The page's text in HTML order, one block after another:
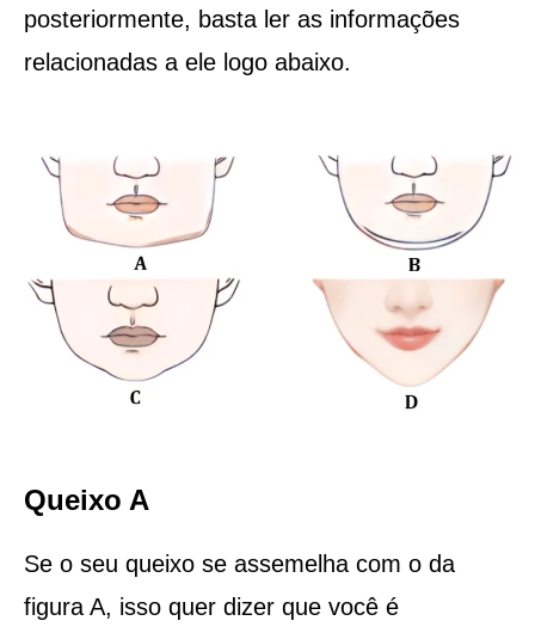
posteriormente, basta ler as informações
relacionadas a ele logo abaixo.
Queixo A
Se o seu queixo se assemelha com o da
figura A, isso quer dizer que você é